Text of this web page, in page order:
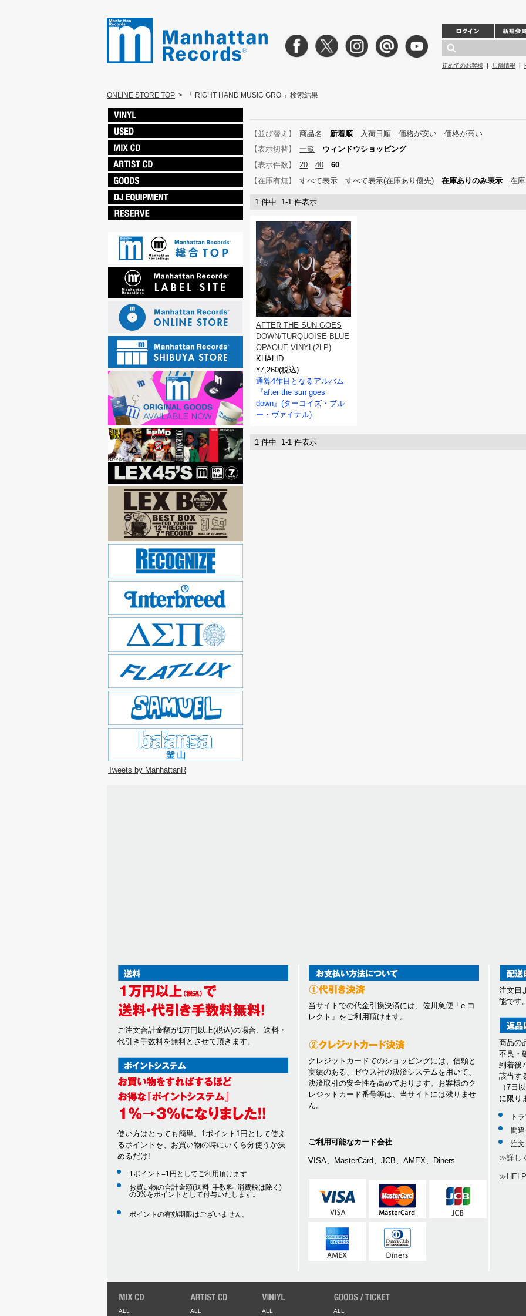
初めてのお客様 | 店舗情報 |
ONLINE STORE TOP > 「 RIGHT HAND MUSIC GRO 」検索結果
Tweets by ManhattanR
【並び替え】 商品名 新着順 入荷日順 価格が安い
価格が高い
【表示切替】
一覧
ウィンドウショッピング
【表示件数】
20 40
60
【在庫有無】
すべて表示 すべて表示(在庫あり優先) 在庫ありのみ表示 在
1 件中 1-1 件表示
AFTER THE SUN GOES
DOWN/TURQUOISE BLUE
OPAQUE VINYL(2LP)
KHALID
¥7,260(税込)
通算4作目となるアルバム
『after the sun goes
down』(ターコイズ・ブル
ー・ヴァイナル)
1 件中 1-1 件表示
ご注文合計金額が1万円以上(税込)の場合、送料・
代引き手数料を無料とさせて頂きます。
使い方はとっても簡単。1ポイント1円として使え
るポイントを、お買い物の時にいくら分使うか決
めるだけ!
1ポイント=1円としてご利用頂けます
お買い物の合計金額(送料･手数料･消費税は除く)
の3%をポイントとして付与いたします。
ポイントの有効期限はございません。
当サイトでの代金引換決済には、佐川急便「e-コ
レクト」をご利用頂けます。
クレジットカードでのショッピングには、信頼と
実績のある、ゼウス社の決済システムを用いて、
決済取引の安全性を高めております。お客様のク
レジットカード番号等は、当サイトには残りませ
ん。
ご利用可能なカード会社
VISA、MasterCard、JCB、AMEX、Diners
注文日
能です
商品の
不良・
到着後
該当す
（7日
に限り
ト
間
注文
≫詳し
ALL ALL ALL ALL